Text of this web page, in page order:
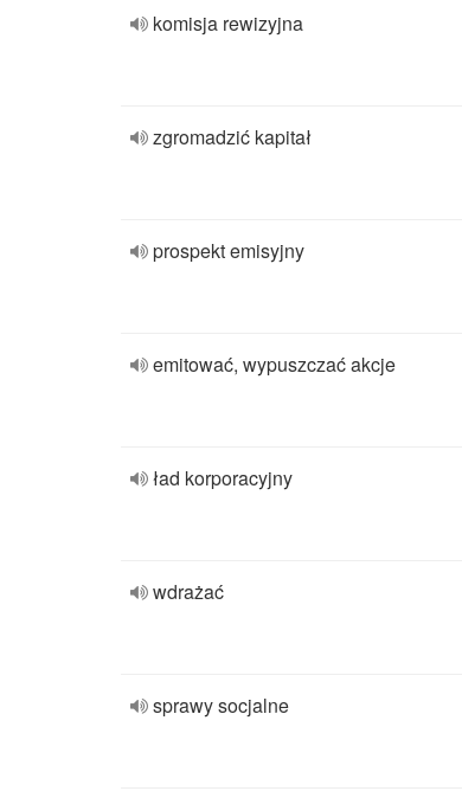
komisja rewizyjna
zgromadzić kapitał
prospekt emisyjny
emitować, wypuszczać akcje
ład korporacyjny
wdrażać
sprawy socjalne